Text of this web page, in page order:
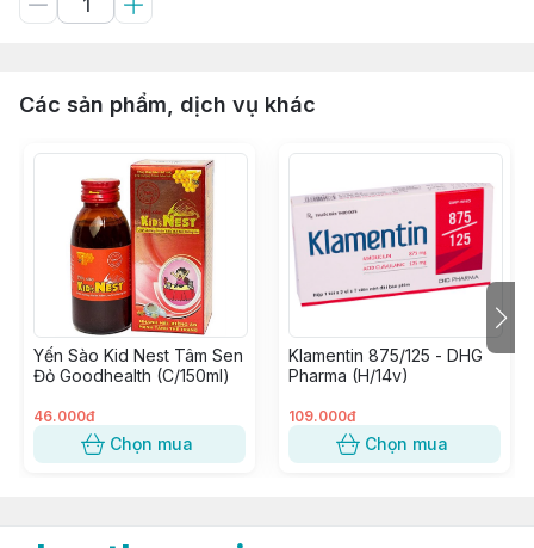
Các sản phẩm, dịch vụ khác
Yến Sào Kid Nest Tâm Sen
Đỏ Goodhealth (C/150ml)
46.000đ
Chọn mua
Klamentin 875/125 - DHG
Pharma (H/14v)
109.000đ
Chọn mua